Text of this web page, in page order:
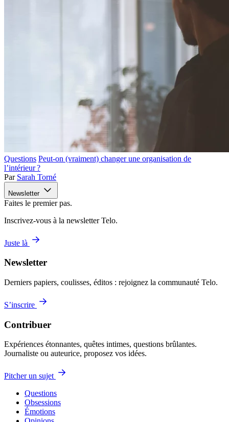
Questions Peut-on (vraiment) changer une organisation de
l’intérieur ?
Par Sarah Torné
Newsletter
Faites le premier pas.
Inscrivez-vous à la newsletter Telo.
Juste là
Newsletter
Derniers papiers, coulisses, éditos : rejoignez la communauté Telo.
S’inscrire
Contribuer
Expériences étonnantes, quêtes intimes, questions brûlantes.
Journaliste ou auteurice, proposez vos idées.
Pitcher un sujet
Questions
Obsessions
Émotions